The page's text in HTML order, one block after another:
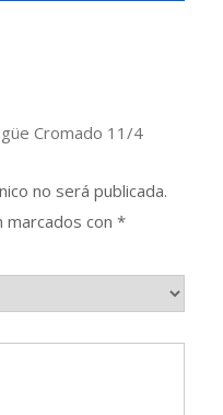
Cromado 11/4
no será publicada.
con *